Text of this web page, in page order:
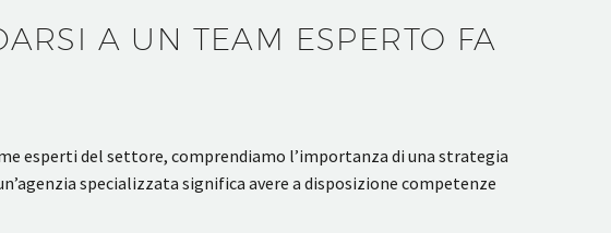
A UN TEAM ESPERTO FA
esperti del settore, comprendiamo l’importanza di una strategia
specializzata significa avere a disposizione competenze